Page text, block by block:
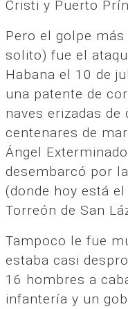
Cristi y Puerto
Pero el golpe
solito) fue el
Habana el 10 de
una patente de
naves erizadas de
centenares de
Ángel
desembarcó por
(donde hoy está
Torreón de San
Tampoco le fue
estaba casi
16 hombres a
infantería y un